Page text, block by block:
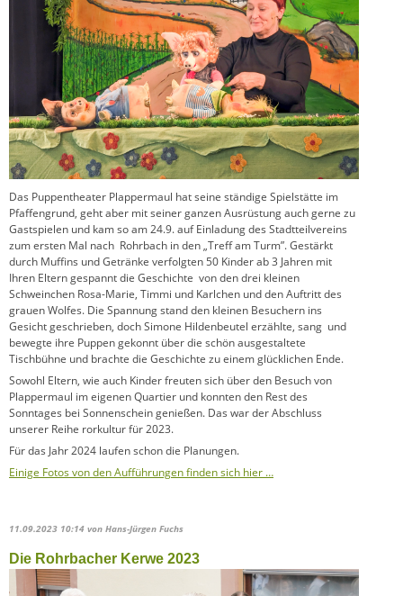
Das Puppentheater Plappermaul hat seine ständige Spielstätte im
Pfaffengrund, geht aber mit seiner ganzen Ausrüstung auch gerne zu
Gastspielen und kam so am 24.9. auf Einladung des Stadtteilvereins
zum ersten Mal nach Rohrbach in den „Treff am Turm”. Gestärkt
durch Muffins und Getränke verfolgten 50 Kinder ab 3 Jahren mit
Ihren Eltern gespannt die Geschichte von den drei kleinen
Schweinchen Rosa-Marie, Timmi und Karlchen und den Auftritt des
grauen Wolfes. Die Spannung stand den kleinen Besuchern ins
Gesicht geschrieben, doch Simone Hildenbeutel erzählte, sang und
bewegte ihre Puppen gekonnt über die schön ausgestaltete
Tischbühne und brachte die Geschichte zu einem glücklichen Ende.
Sowohl Eltern, wie auch Kinder freuten sich über den Besuch von
Plappermaul im eigenen Quartier und konnten den Rest des
Sonntages bei Sonnenschein genießen. Das war der Abschluss
unserer Reihe rorkultur für 2023.
Für das Jahr 2024 laufen schon die Planungen.
Einige Fotos von den Aufführungen finden sich hier …
11.09.2023 10:14 von Hans-Jürgen Fuchs
Die Rohrbacher Kerwe 2023